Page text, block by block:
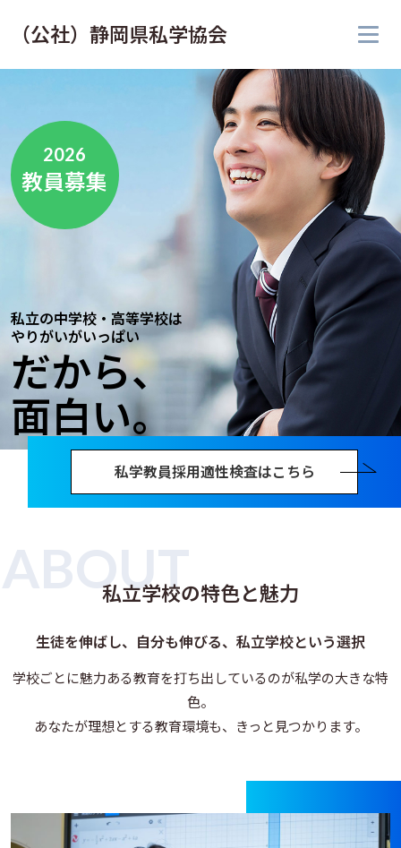
（公社）静岡県私学協会
2026
教員募集
私立の中学校・高等学校は
やりがいがいっぱい
だから、
面白い。
私学教員採用適性検査はこちら
ABOUT私立学校の特色と魅力
生徒を伸ばし、自分も伸びる、私立学校という選択
学校ごとに魅力ある教育を打ち出しているのが私学の大きな特
色。
あなたが理想とする教育環境も、きっと見つかります。